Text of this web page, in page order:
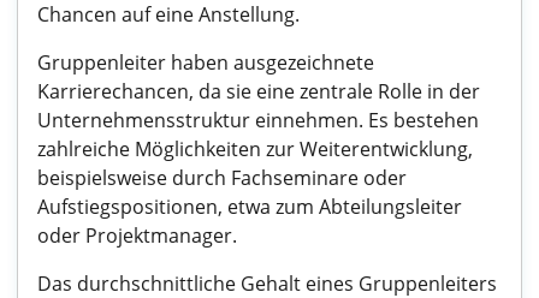
Chancen auf eine Anstellung.
Gruppenleiter haben ausgezeichnete
Karrierechancen, da sie eine zentrale Rolle in der
Unternehmensstruktur einnehmen. Es bestehen
zahlreiche Möglichkeiten zur Weiterentwicklung,
beispielsweise durch Fachseminare oder
Aufstiegspositionen, etwa zum Abteilungsleiter
oder Projektmanager.
Das durchschnittliche Gehalt eines Gruppenleiters